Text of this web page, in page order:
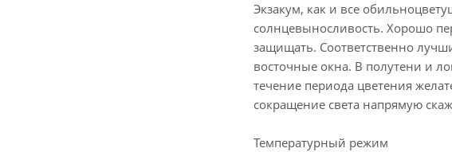
Экзакум, как и все
солнцевыносливость. Хорошо
защищать. Соответственно
восточные окна. В полутени и
течение периода цветения
сокращение света напрямую
Температурный режим